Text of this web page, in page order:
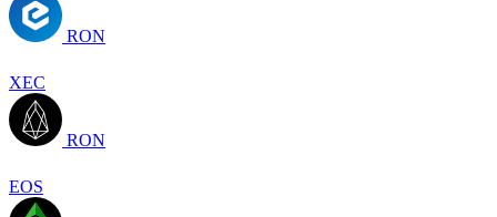
RON
XEC
RON
EOS